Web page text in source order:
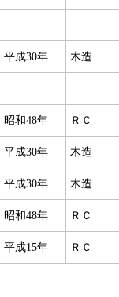
平成30年 木造
昭和48年 ＲＣ
平成30年 木造
平成30年 木造
昭和48年 ＲＣ
平成15年 ＲＣ